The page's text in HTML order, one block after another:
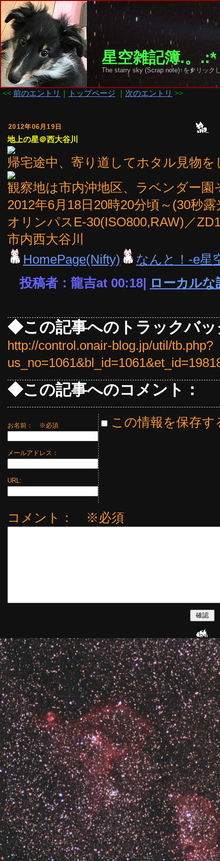
星空雑記簿.。
The starry sky (Scrap note)↑をクリック
<< 前のエントリ トップページ 次のエントリ >>
2012年06月19日
地上の星＠西大谷川
帰宅途中、寄り道してホタル見物
観察地は市内沖地区、ラベンダー園
2012年6月18日20時20分頃～(30秒
オリンパスE-30(ISO800,RAW)／
市内西大谷川
HomePage(Nifty)
なんと！-e星
投稿者：龍吉at 00:18| ローカルな
◆この記事へのトラックバッ
http://control.onair-blog.jp/util/tb.php?
◆この記事へのコメント：
お名前： ※必須
メールアドレス：
URL:
この情報を保存す
コメント： ※必須